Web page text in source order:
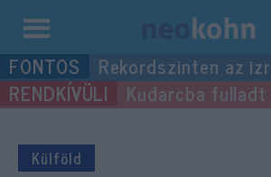
Kilépés
a
tartalomba
Rekordszinten az
Kudarcba
Külföld